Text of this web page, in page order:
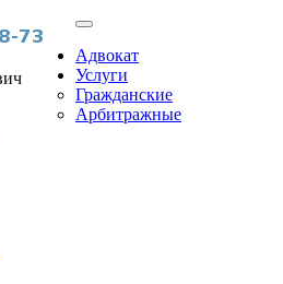
Адвокат
Услуги
Гражданские
Арбитражные